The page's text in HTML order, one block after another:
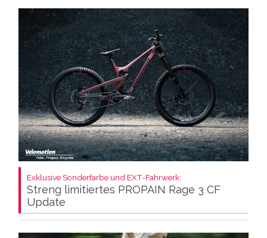
Exklusive Sonderfarbe und EXT-Fahrwerk:
Streng limitiertes PROPAIN Rage 3 CF
Update